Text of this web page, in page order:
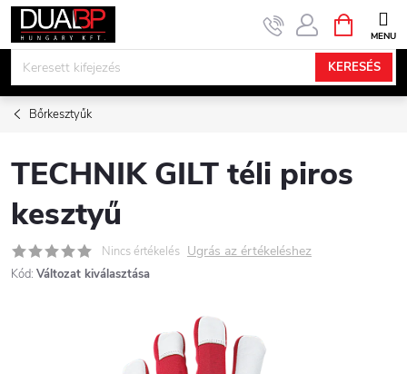
Ugrás
KERESÉS
KOSÁR
Bőrkesztyűk
TECHNIK GILT téli piros
kesztyű
Nincs értékelés Ugrás az értékeléshez
Kód: Változat kiválasztása